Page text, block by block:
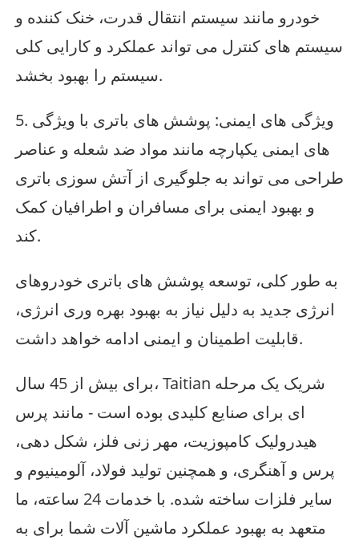
خودرو مانند سیستم انتقال قدرت، خنک کننده و
سیستم های کنترل می تواند عملکرد و کارایی کلی
سیستم را بهبود بخشد.
5. ویژگی های ایمنی: پوشش های باتری با ویژگی
های ایمنی یکپارچه مانند مواد ضد شعله و عناصر
طراحی می تواند به جلوگیری از آتش سوزی باتری
و بهبود ایمنی برای مسافران و اطرافیان کمک
کند.
به طور کلی، توسعه پوشش های باتری خودروهای
انرژی جدید به دلیل نیاز به بهبود بهره وری انرژی،
قابلیت اطمینان و ایمنی ادامه خواهد داشت.
برای بیش از 45 سال، Taitian شریک یک مرحله
ای برای صنایع کلیدی بوده است - مانند پرس
هیدرولیک کامپوزیت، مهر زنی فلز، شکل دهی،
پرس و آهنگری، و همچنین تولید فولاد، آلومینیوم و
سایر فلزات ساخته شده. با خدمات 24 ساعته، ما
متعهد به بهبود عملکرد ماشین آلات شما برای به